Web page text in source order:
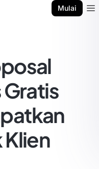
Mulai
Gratis
Klien